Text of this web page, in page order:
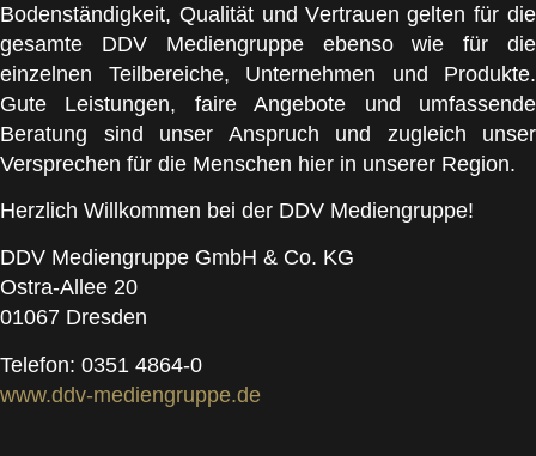
Bodenständigkeit, Qualität und Vertrauen gelten für die
gesamte DDV Mediengruppe ebenso wie für die
einzelnen Teilbereiche, Unternehmen und Produkte.
Gute Leistungen, faire Angebote und umfassende
Beratung sind unser Anspruch und zugleich unser
Versprechen für die Menschen hier in unserer Region.
Herzlich Willkommen bei der DDV Mediengruppe!
DDV Mediengruppe GmbH & Co. KG
Ostra-Allee 20
01067 Dresden
Telefon: 0351 4864-0
www.ddv-mediengruppe.de